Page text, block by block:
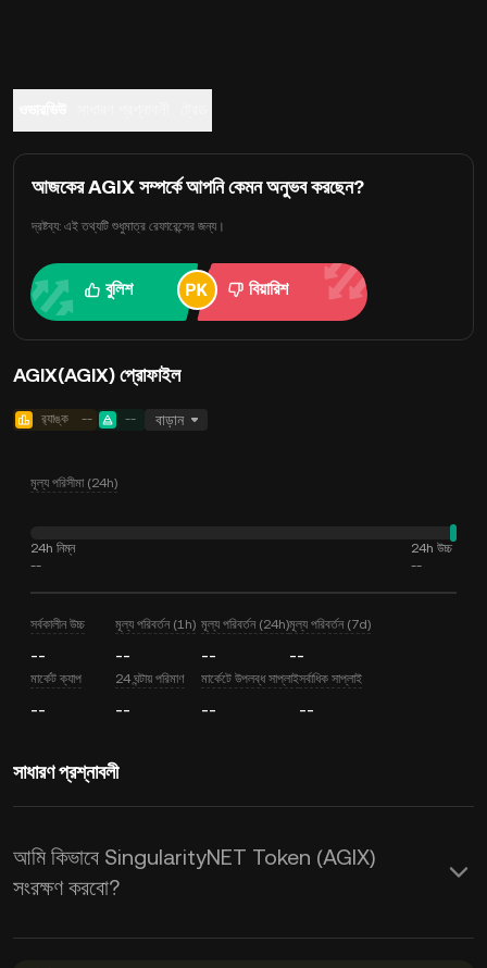
আজকের AGIX সম্পর্কে আপনি কেমন অনুভব করছেন?
দ্রষ্টব্য: এই তথ্যটি শুধুমাত্র রেফারেন্সের জন্য।
বুলিশ বিয়ারিশ
AGIX(AGIX) প্রোফাইল
র‍্যাঙ্ক -- -- বাড়ান
মূল্য পরিসীমা (24h)
24h নিম্ন
--
24h উচ্চ
--
সর্বকালীন উচ্চ
--
মূল্য পরিবর্তন (1h)
--
মূল্য পরিবর্তন (24h)
--
মূল্য পরিবর্তন (7d)
--
মার্কেট ক্যাপ
--
24 ঘন্টায় পরিমাণ
--
মার্কেটে উপলব্ধ সাপ্লাই
--
সর্বাধিক সাপ্লাই
--
সাধারণ প্রশ্নাবলী
আমি কিভাবে SingularityNET Token (AGIX)
সংরক্ষণ করবো?